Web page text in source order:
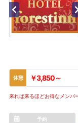
休憩 ￥3,850～
来れば来るほどお得なメンバ
予約